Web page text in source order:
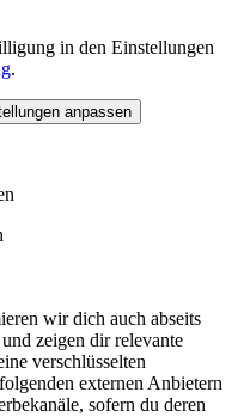
in den Einstellungen
.
anpassen
wir dich auch abseits
zeigen dir relevante
verschlüsselten
externen Anbietern
sofern du deren